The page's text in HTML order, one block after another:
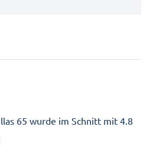
65 wurde im Schnitt mit 4.8